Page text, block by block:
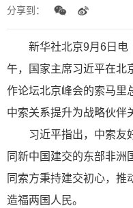
分享到：
新华社北京9月6日电
午，国家主席习近平在北
作论坛北京峰会的索马里
中索关系提升为战略伙伴
习近平指出，中索友
同新中国建交的东部非洲
同索方秉持建交初心，推
造福两国人民。